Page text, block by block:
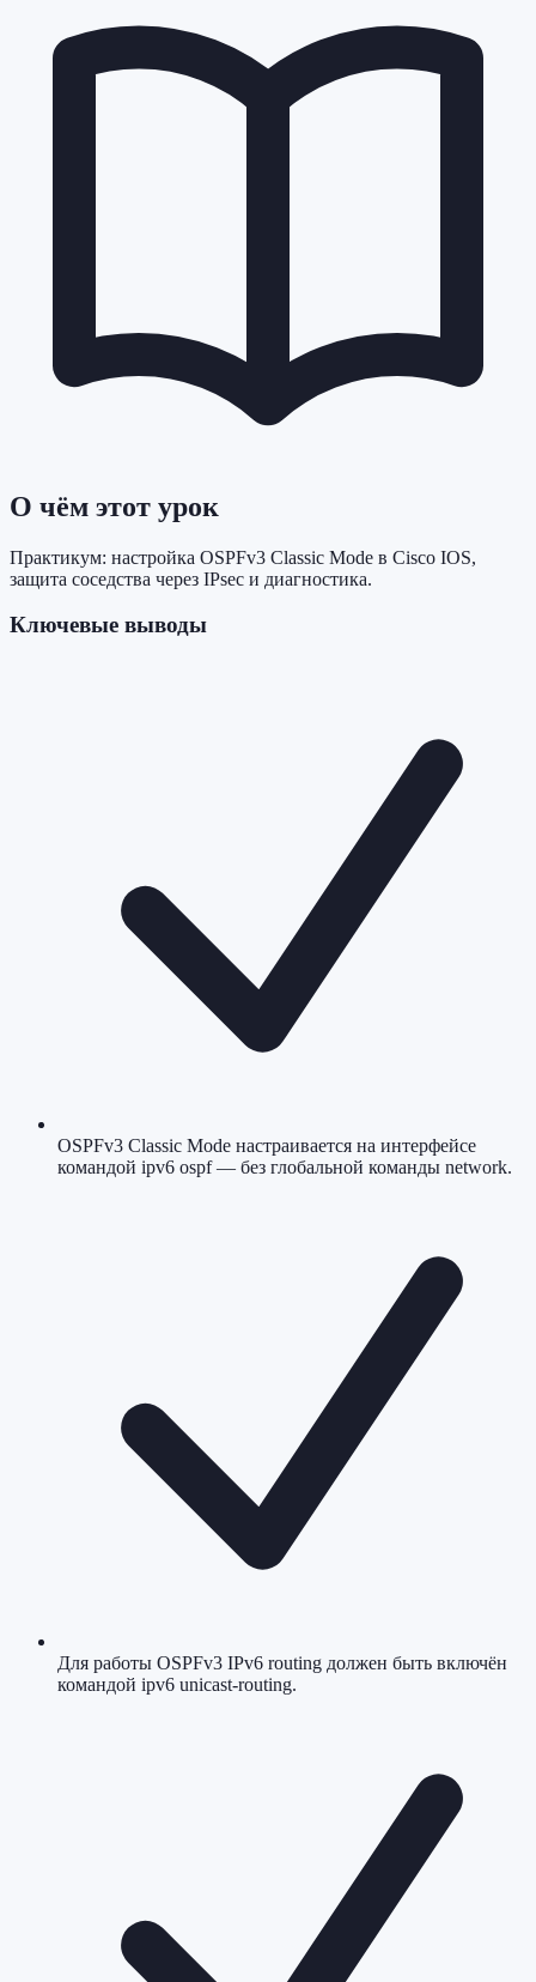
О чём этот урок
Практикум: настройка OSPFv3 Classic Mode в Cisco IOS,
защита соседства через IPsec и диагностика.
Ключевые выводы
OSPFv3 Classic Mode настраивается на интерфейсе
командой ipv6 ospf — без глобальной команды network.
Для работы OSPFv3 IPv6 routing должен быть включён
командой ipv6 unicast-routing.